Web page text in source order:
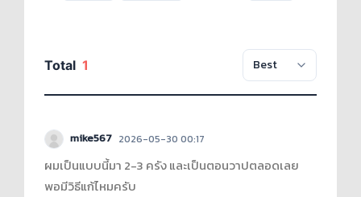
Total 1
mike567 2026-05-30 00:17
ผมเป็นแบบนี้มา 2-3 ครัง และเป็นตอนวาปตลอดเลย
พอมีวิธีแก้ไหมครับ